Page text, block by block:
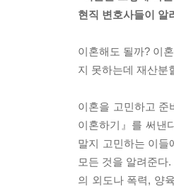
현직 변호사들이 알
이혼해도 될까? 이
지 못하는데 재산분
이혼을 고민하고
이혼하기』를 써낸
말지 고민하는 이들
모든 것을 알려준다
의 외도나 폭력, 양